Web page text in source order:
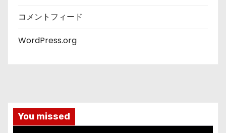
コメントフィード
WordPress.org
You missed